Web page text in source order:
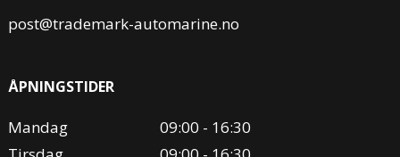
post@trademark-automarine.no
ÅPNINGSTIDER
Mandag
09:00 - 16:30